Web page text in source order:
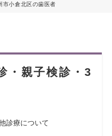
小倉北区の歯医者
・親子検診・3
診療について